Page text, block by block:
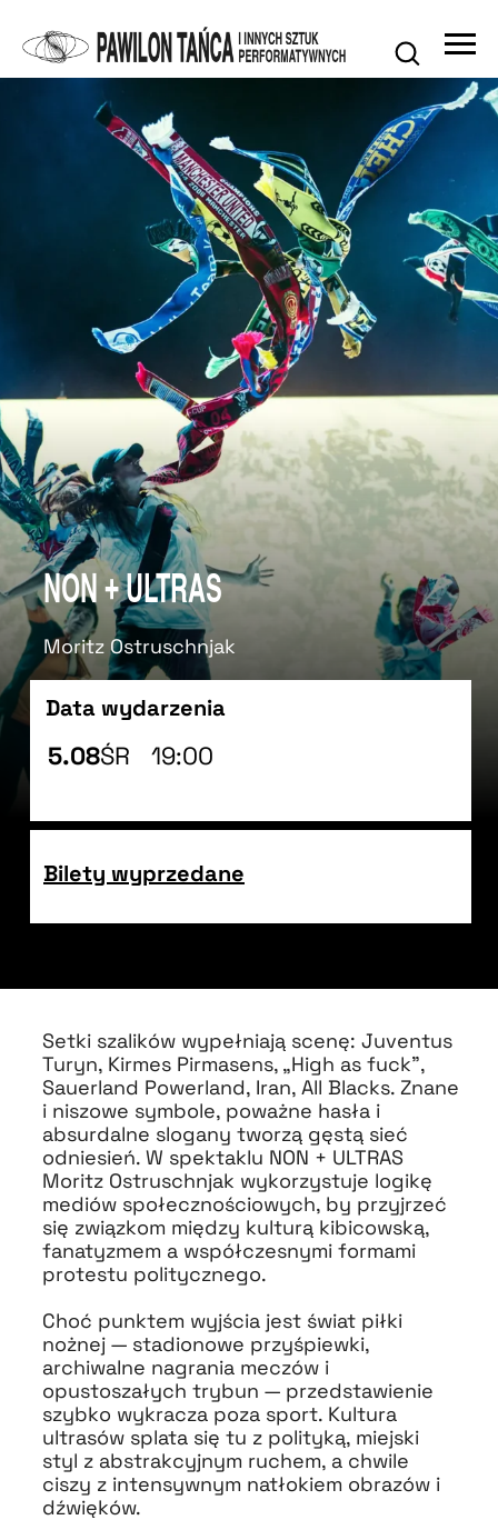
5.08ŚR 19:00
Data wydarzenia
Bilety wyprzedane
Moritz Ostruschnjak
NON + ULTRAS
Setki szalików wypełniają scenę: Juventus
Turyn, Kirmes Pirmasens, „High as fuck”,
Sauerland Powerland, Iran, All Blacks. Znane
i niszowe symbole, poważne hasła i
absurdalne slogany tworzą gęstą sieć
odniesień. W spektaklu NON + ULTRAS
Moritz Ostruschnjak wykorzystuje logikę
mediów społecznościowych, by przyjrzeć
się związkom między kulturą kibicowską,
fanatyzmem a współczesnymi formami
protestu politycznego.
Choć punktem wyjścia jest świat piłki
nożnej — stadionowe przyśpiewki,
archiwalne nagrania meczów i
opustoszałych trybun — przedstawienie
szybko wykracza poza sport. Kultura
ultrasów splata się tu z polityką, miejski
styl z abstrakcyjnym ruchem, a chwile
ciszy z intensywnym natłokiem obrazów i
dźwięków.